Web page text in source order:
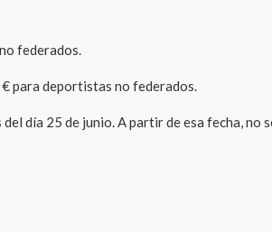
federados.
para deportistas no federados.
día 25 de junio. A partir de esa fecha, no